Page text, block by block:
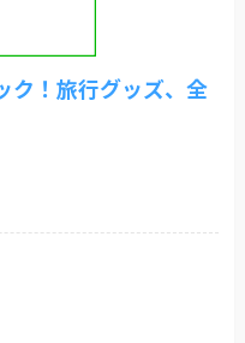
ク！旅行グッズ、全